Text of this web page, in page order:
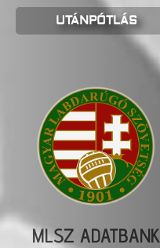
UTÁNPÓTLÁS
MLSZ ADATBANK